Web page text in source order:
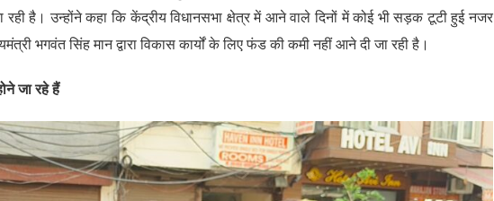
है। उन्होंने कहा कि केंद्रीय विधानसभा क्षेत्र में आने वाले दिनों में कोई भी सड़क टूटी हुई नजर
भगवंत सिंह मान द्वारा विकास कार्यों के लिए फंड की कमी नहीं आने दी जा रही है।
जा रहे हैं